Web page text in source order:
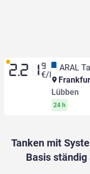
2.21 9
€/l
ARAL
Lübben
24 h
Tanken mit
Basis